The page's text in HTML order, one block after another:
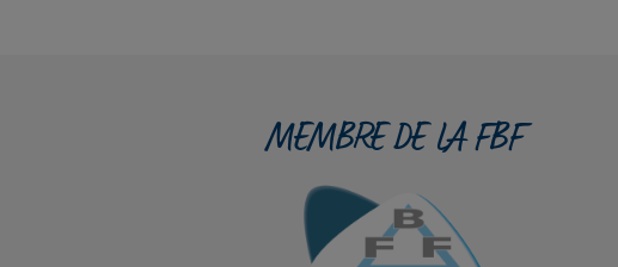
MEMBRE DE LA FBF